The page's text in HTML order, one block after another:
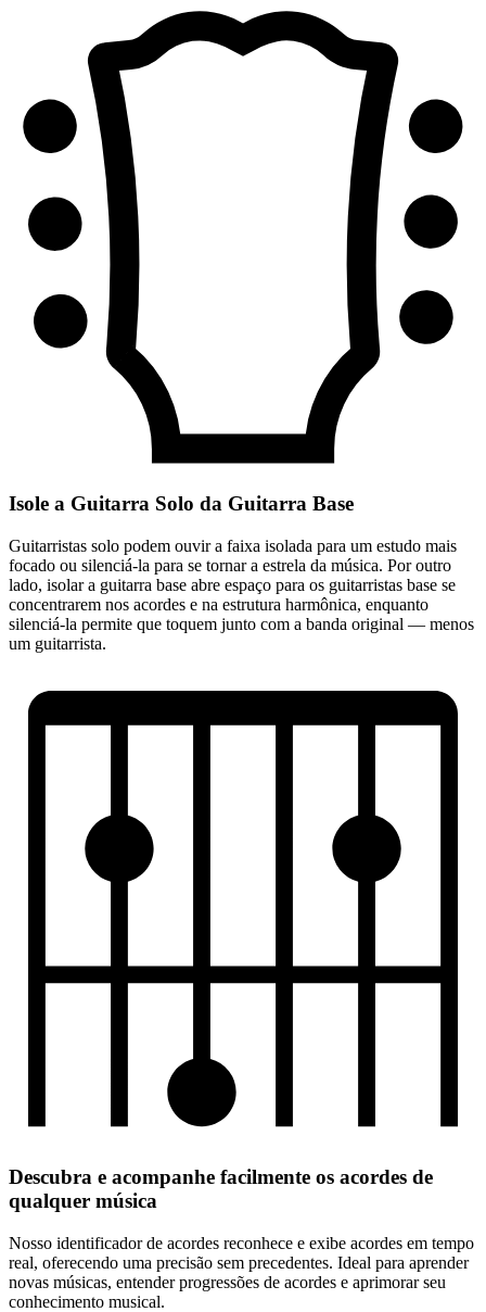
Isole a Guitarra Solo da Guitarra Base
Guitarristas solo podem ouvir a faixa isolada para um estudo mais
focado ou silenciá-la para se tornar a estrela da música. Por outro
lado, isolar a guitarra base abre espaço para os guitarristas base se
concentrarem nos acordes e na estrutura harmônica, enquanto
silenciá-la permite que toquem junto com a banda original — menos
um guitarrista.
Descubra e acompanhe facilmente os acordes de
qualquer música
Nosso identificador de acordes reconhece e exibe acordes em tempo
real, oferecendo uma precisão sem precedentes. Ideal para aprender
novas músicas, entender progressões de acordes e aprimorar seu
conhecimento musical.